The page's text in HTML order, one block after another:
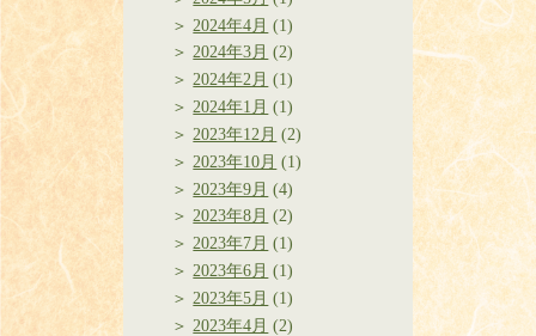
2024年4月 (1)
2024年3月 (2)
2024年2月 (1)
2024年1月 (1)
2023年12月 (2)
2023年10月 (1)
2023年9月 (4)
2023年8月 (2)
2023年7月 (1)
2023年6月 (1)
2023年5月 (1)
2023年4月 (2)